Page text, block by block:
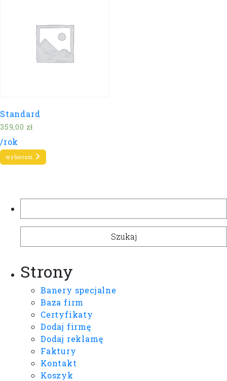
Standard
359,00 zł
/rok
wybieram
Strony
Banery specjalne
Baza firm
Certyfikaty
Dodaj firmę
Dodaj reklamę
Faktury
Kontakt
Koszyk